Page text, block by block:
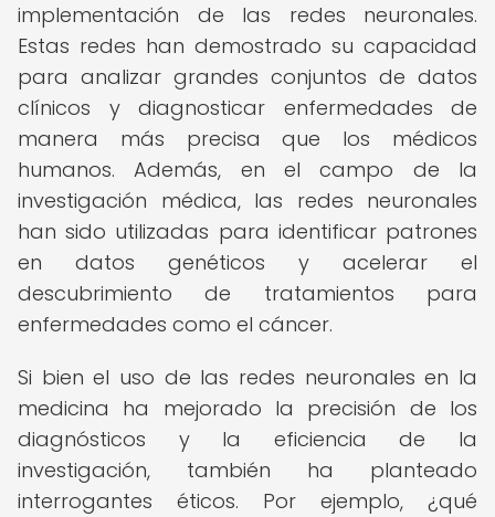
implementación de las redes neuronales.
Estas redes han demostrado su capacidad
para analizar grandes conjuntos de datos
clínicos y diagnosticar enfermedades de
manera más precisa que los médicos
humanos. Además, en el campo de la
investigación médica, las redes neuronales
han sido utilizadas para identificar patrones
en datos genéticos y acelerar el
descubrimiento de tratamientos para
enfermedades como el cáncer.
Si bien el uso de las redes neuronales en la
medicina ha mejorado la precisión de los
diagnósticos y la eficiencia de la
investigación, también ha planteado
interrogantes éticos. Por ejemplo, ¿qué